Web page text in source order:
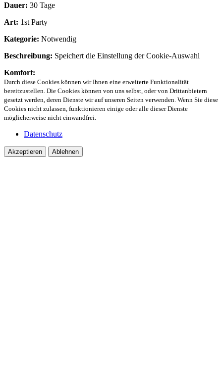
Dauer: 30 Tage
Art: 1st Party
Kategorie: Notwendig
Beschreibung: Speichert die Einstellung der Cookie-Auswahl
Komfort:
Durch diese Cookies können wir Ihnen eine erweiterte Funktionalität
bereitzustellen. Die Cookies können von uns selbst, oder von Drittanbietern
gesetzt werden, deren Dienste wir auf unseren Seiten verwenden. Wenn Sie diese
Cookies nicht zulassen, funktionieren einige oder alle dieser Dienste
möglicherweise nicht einwandfrei.
Datenschutz
Akzeptieren Ablehnen